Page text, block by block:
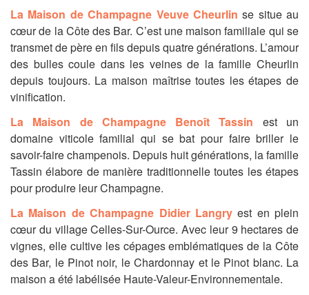
La Maison de Champagne Veuve Cheurlin se situe au
cœur de la Côte des Bar. C’est une maison familiale qui se
transmet de père en fils depuis quatre générations. L’amour
des bulles coule dans les veines de la famille Cheurlin
depuis toujours. La maison maîtrise toutes les étapes de
vinification.
La Maison de Champagne Benoît Tassin est un
domaine viticole familial qui se bat pour faire briller le
savoir-faire champenois. Depuis huit générations, la famille
Tassin élabore de manière traditionnelle toutes les étapes
pour produire leur Champagne.
La Maison de Champagne Didier Langry est en plein
cœur du village Celles-Sur-Ource. Avec leur 9 hectares de
vignes, elle cultive les cépages emblématiques de la Côte
des Bar, le Pinot noir, le Chardonnay et le Pinot blanc. La
maison a été labélisée Haute-Valeur-Environnementale.